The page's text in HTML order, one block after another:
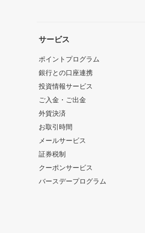
サービス
ポイントプログラム
銀行との口座連携
投資情報サービス
ご入金・ご出金
外貨決済
お取引時間
メールサービス
証券税制
クーポンサービス
バースデープログラム